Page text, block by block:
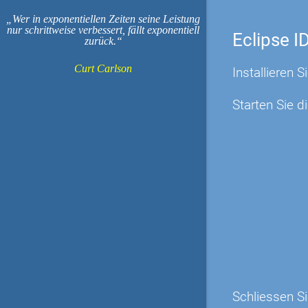
Wer in exponentiellen Zeiten seine Leistung
nur schrittweise verbessert, fällt exponentiell
zurück.
Curt Carlson
Eclipse
Installieren
Starten Sie
Schliessen